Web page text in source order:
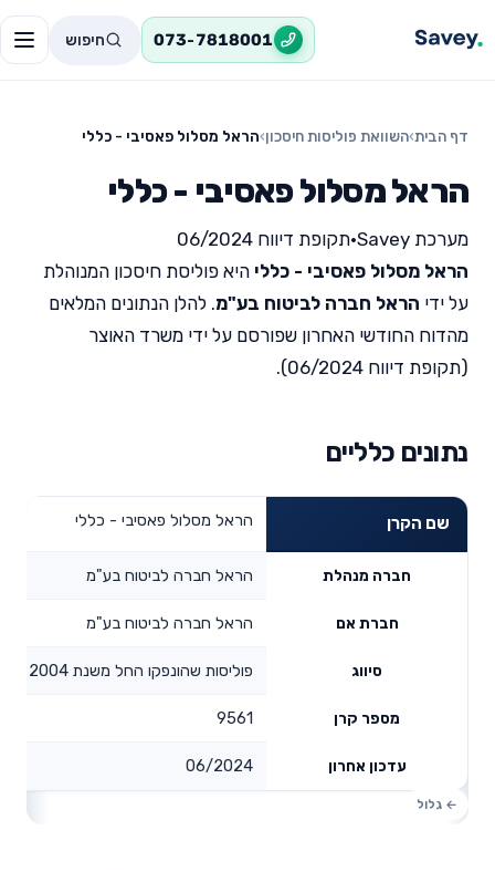
073-7818001 חיפוש
דף הבית›השוואת פוליסות חיסכון›הראל מסלול פאסיבי - כללי
הראל מסלול פאסיבי - כללי
מערכת Savey •תקופת דיווח 06/2024
הראל מסלול פאסיבי - כללי היא פוליסת חיסכון המנוהלת
על ידי הראל חברה לביטוח בע"מ. להלן הנתונים המלאים
מהדוח החודשי האחרון שפורסם על ידי משרד האוצר
(תקופת דיווח 06/2024).
נתונים כלליים
שם הקרן הראל מסלול פאסיבי - כללי
חברה מנהלת הראל חברה לביטוח בע"מ
חברת אם הראל חברה לביטוח בע"מ
סיווג פוליסות שהונפקו החל משנת 2004
מספר קרן 9561
עדכון אחרון 06/2024